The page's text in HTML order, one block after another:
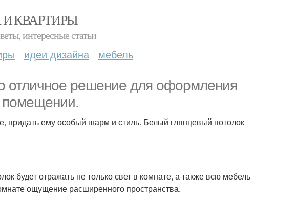
КВАРТИРЫ
интересные статьи
идеи дизайна мебель
отличное решение для оформления
помещении.
придать ему особый шарм и стиль. Белый глянцевый потолок
будет отражать не только свет в комнате, а также всю мебель
ощущение расширенного пространства.